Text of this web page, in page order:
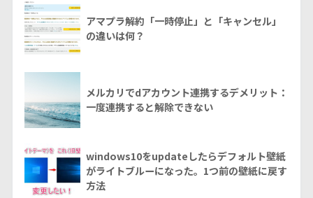
アマプラ解約「一時停止」と「キャンセル」
の違いは何？
メルカリでdアカウント連携するデメリット：
一度連携すると解除できない
windows10をupdateしたらデフォルト壁紙
がライトブルーになった。1つ前の壁紙に戻す
方法